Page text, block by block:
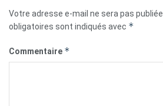
Votre adresse e-mail ne sera pas publiée.
obligatoires sont indiqués avec *
Commentaire *